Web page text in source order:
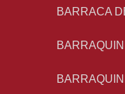
BARRACA